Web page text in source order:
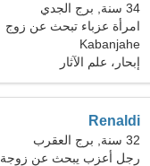
34 سنة, برج الجدي
امرأة عزباء تبحث عن زوج
Kabanjahe
إبحار، علم الآثار
Renaldi
32 سنة, برج العقرب
رجل أعزب يبحث عن زوجة